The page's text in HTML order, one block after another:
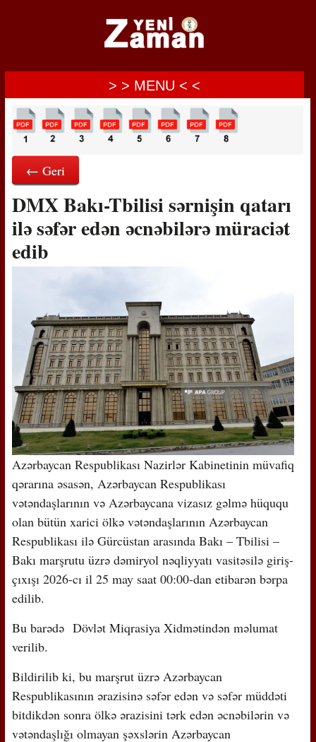
> > MENU < <
← Geri
DMX Bakı-Tbilisi sərnişin qatarı
ilə səfər edən əcnəbilərə müraciət
edib
Azərbaycan Respublikası Nazirlər Kabinetinin müvafiq
qərarına əsasən, Azərbaycan Respublikası
vətəndaşlarının və Azərbaycana vizasız gəlmə hüququ
olan bütün xarici ölkə vətəndaşlarının Azərbaycan
Respublikası ilə Gürcüstan arasında Bakı – Tbilisi –
Bakı marşrutu üzrə dəmiryol nəqliyyatı vasitəsilə giriş-
çıxışı 2026-cı il 25 may saat 00:00-dan etibarən bərpa
edilib.
Bu barədə Dövlət Miqrasiya Xidmətindən məlumat
verilib.
Bildirilib ki, bu marşrut üzrə Azərbaycan
Respublikasının ərazisinə səfər edən və səfər müddəti
bitdikdən sonra ölkə ərazisini tərk edən əcnəbilərin və
vətəndaşlığı olmayan şəxslərin Azərbaycan